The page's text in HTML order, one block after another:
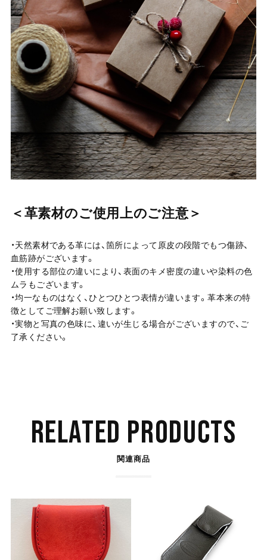
＜革素材のご使用上のご注意＞
・天然素材である革には、箇所によって原皮の段階でもつ傷跡、
血筋跡がございます。
・使用する部位の違いにより、表面のキメ密度の違いや染料の色
ムラもございます。
・均一なものはなく、ひとつひとつ表情が違います。革本来の特
徴としてご理解お願い致します。
・実物と写真の色味に、違いが生じる場合がございますので、ご
了承ください。
RELATED PRODUCTS
関連商品